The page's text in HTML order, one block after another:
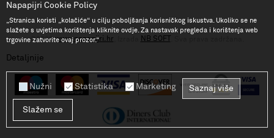
©2026www.napapijri.hr NB SOFT
Napapijri Cookie Policy
„Stranica koristi „kolačiće“ u cilju poboljšanja korisničkog iskustva. Ukoliko se ne
slažete s uvjetima korištenja kliknite ovdje. Za nastavak pregleda i korištenja web
trgovine zatvorite ovaj prozor.“
Detaljnije
Nužni Statistika Marketing Saznaj više
Slažem se